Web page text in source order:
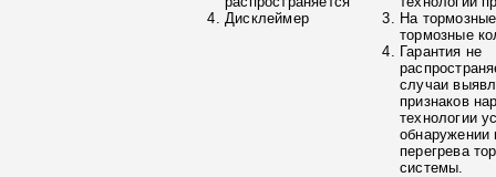
Дисклеймер
На
тормозные
Гарантия не
случаи
признаков
технологии
обнаружении
перегрева
системы.